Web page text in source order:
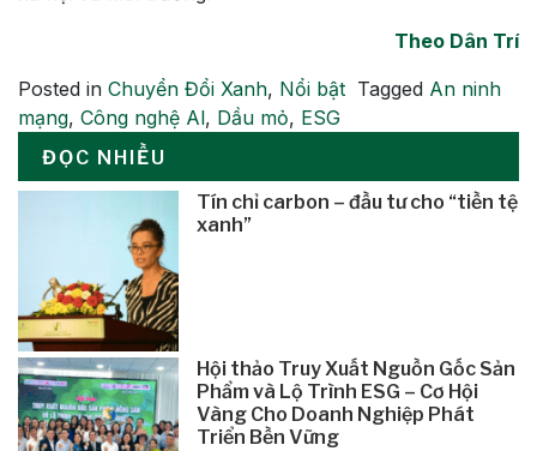
Theo Dân Trí
Posted in Chuyển Đổi Xanh, Nổi bật Tagged An ninh
mạng, Công nghệ Al, Dầu mỏ, ESG
ĐỌC NHIỀU
Tín chỉ carbon – đầu tư cho “tiền tệ
xanh”
Hội thảo Truy Xuất Nguồn Gốc Sản
Phẩm và Lộ Trình ESG – Cơ Hội
Vàng Cho Doanh Nghiệp Phát
Triển Bền Vững